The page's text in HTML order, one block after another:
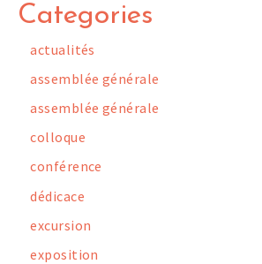
Categories
actualités
assemblée générale
assemblée générale
colloque
conférence
dédicace
excursion
exposition